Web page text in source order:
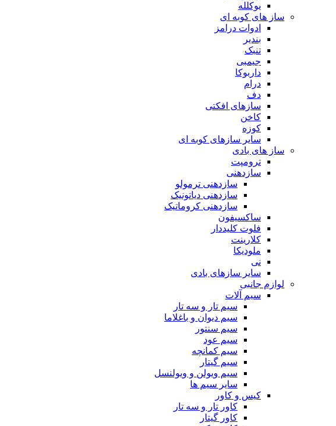
یوکلله
ساز های کوبه ای
ادوات درامز
بندیر
تنبک
جیمبی
داربوکا
درام
دف
سازهای افکتی
کاخن
کوزه
سایر سازهای کوبه ای
ساز های بادی
ترومپت
سازدهنی
سازدهنی ترمولو
سازدهنی دیاتونیک
سازدهنی کروماتیک
ساکسیفون
فلوت کلیددار
کلارینت
ملودیکا
نی
سایر سازهای بادی
لوازم جانبی
سیم آلات
سیم تار و سه تار
سیم دیوان و باغلاما
سیم سنتور
سیم عود
سیم کمانچه
سیم گیتار
سیم ویولن و ویولنسل
سایر سیم ها
کیس و کاور
کاور تار و سه تار
کاور گیتار